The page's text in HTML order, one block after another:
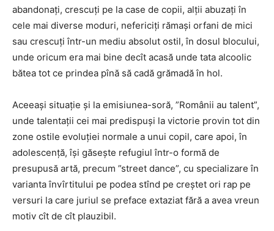
abandonați, crescuți pe la case de copii, alții abuzați în
cele mai diverse moduri, nefericiți rămași orfani de mici
sau crescuți într-un mediu absolut ostil, în dosul blocului,
unde oricum era mai bine decît acasă unde tata alcoolic
bătea tot ce prindea pînă să cadă grămadă în hol.
Aceeași situație și la emisiunea-soră, ”Românii au talent”,
unde talentații cei mai predispuși la victorie provin tot din
zone ostile evoluției normale a unui copil, care apoi, în
adolescență, își găsește refugiul într-o formă de
presupusă artă, precum ”street dance”, cu specializare în
varianta învîrtitului pe podea stînd pe creștet ori rap pe
versuri la care juriul se preface extaziat fără a avea vreun
motiv cît de cît plauzibil.